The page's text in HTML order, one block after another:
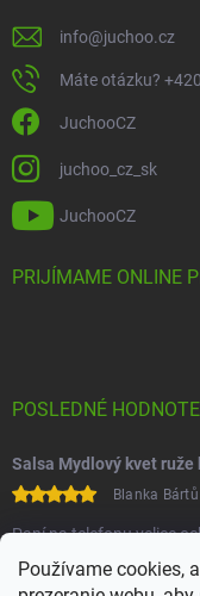
Používame cookies,
info@juchoo.cz
Máte otázku?
JuchooCZ
juchoo_cz_sk
JuchooCZ
PRIJÍMAME ONLINE
POSLEDNÉ
Salsa Mydlový kvet
Blanka Bártů
Paní na telefonu velice